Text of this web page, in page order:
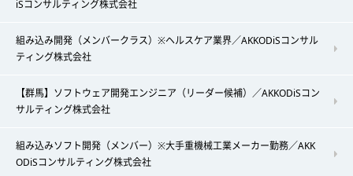
iSコンサルティング株式会社
組み込み開発（メンバークラス）※ヘルスケア業界／AKKODiSコンサル
ティング株式会社
【群馬】ソフトウェア開発エンジニア（リーダー候補）／AKKODiSコン
サルティング株式会社
組み込みソフト開発（メンバー）※大手重機械工業メーカー勤務／AKK
ODiSコンサルティング株式会社